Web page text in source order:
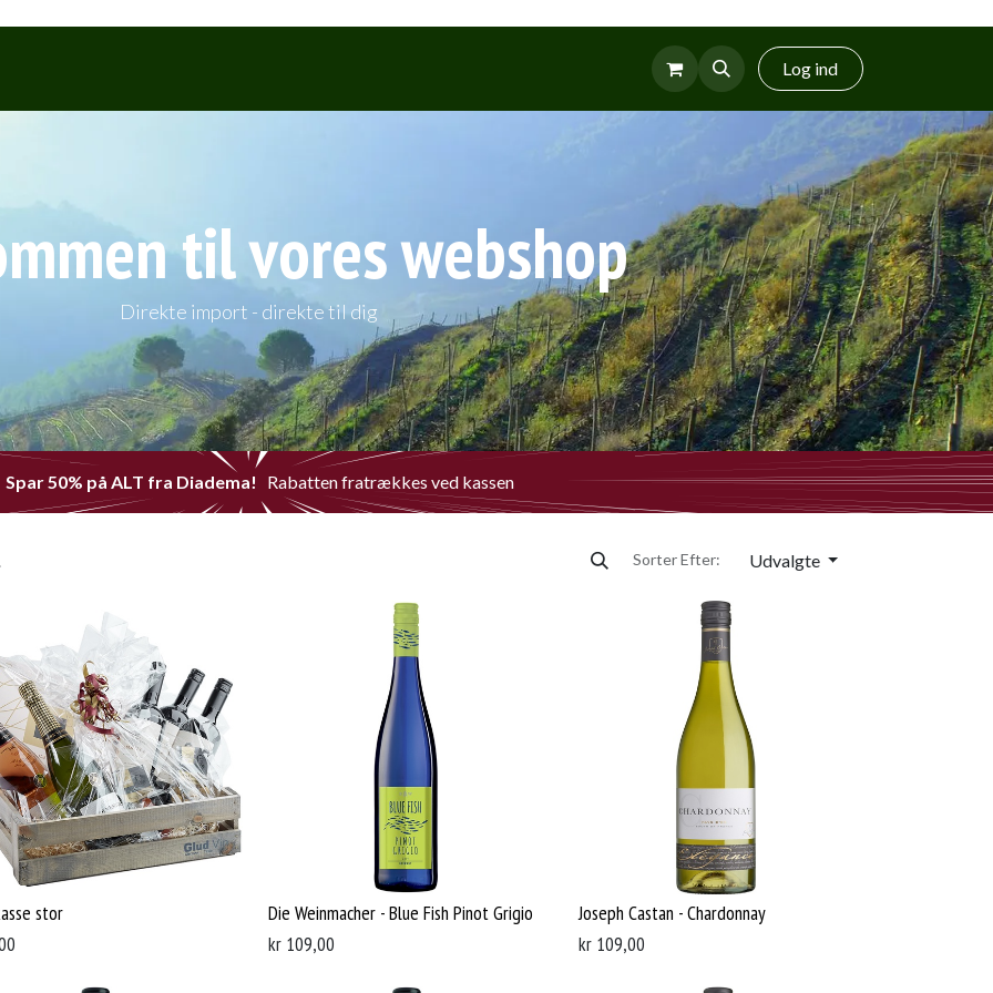
Log ind
til vores webshop
Direkte import - direkte til dig
50% på ALT fra Diadema! Rabatten fratrækkes ved kassen
Sorter Efter: Udvalgte
stor
Die Weinmacher - Blue Fish Pinot Grigio
kr 109,00
Joseph Castan - Chardonnay
kr 109,00